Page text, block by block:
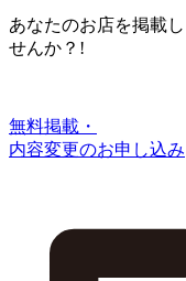
あなたのお店を掲載
せんか？!
無料掲載・
内容変更のお申し込み